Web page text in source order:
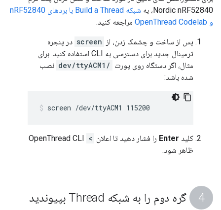
Nordic nRF52840، به
شبکه Build a Thread با بردهای nRF52840
و OpenThread Codelab
مراجعه کنید.
پس از ساخت و چشمک زدن، از screen در پنجره
ترمینال جدید برای دسترسی به CLI استفاده کنید. برای
مثال، اگر دستگاه روی پورت /dev/ttyACM1
نصب
شده باشد:
screen /dev/ttyACM1 115200
کلید Enter را فشار دهید تا اعلان >
OpenThread CLI
ظاهر شود.
گره دوم را به شبکه Thread بپیوندید